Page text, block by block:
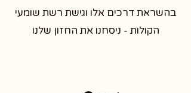
בהשראת דרכים אלו וגישת רשת שומעי
הקולות - ניסחנו את החזון שלנו